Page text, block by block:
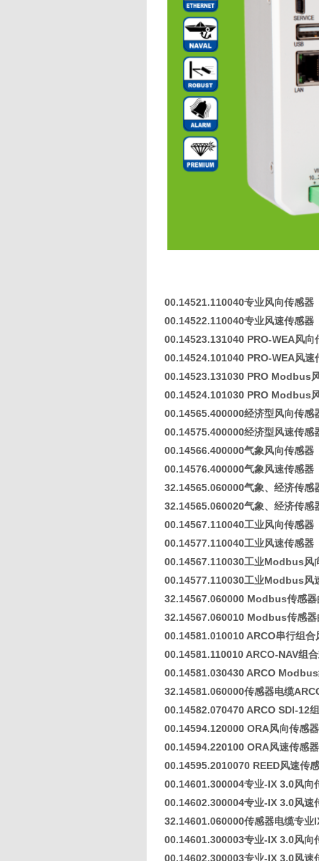
00.14521.110040专业风向传感器
00.14522.110040专业风速传感器
00.14523.131040 PRO-WEA风向
00.14524.101040 PRO-WEA风速
00.14523.131030 PRO Modbus
00.14524.101030 PRO Modbus
00.14565.400000经济型风向传感
00.14575.400000经济型风速传感
00.14566.400000气象风向传感器
00.14576.400000气象风速传感器
32.14565.060000气象、经济传感
32.14565.060020气象、经济传感
00.14567.110040工业风向传感器
00.14577.110040工业风速传感器
00.14567.110030工业Modbus风
00.14577.110030工业Modbus风
32.14567.060000 Modbus传感器
32.14567.060010 Modbus传感器
00.14581.010010 ARCO串行组合
00.14581.110010 ARCO-NAV组
00.14581.030430 ARCO
32.14581.060000传感器电缆
00.14582.070470 ARCO SDI-12
00.14594.120000 ORA风向传感器
00.14594.220100 ORA风速传感器
00.14595.2010070 REED风速传
00.14601.300004专业-IX 3.0风
00.14602.300004专业-IX 3.0风
32.14601.060000传感器电缆专业
00.14601.300003专业-IX 3.0风
00.14602.300003专业-IX 3.0风